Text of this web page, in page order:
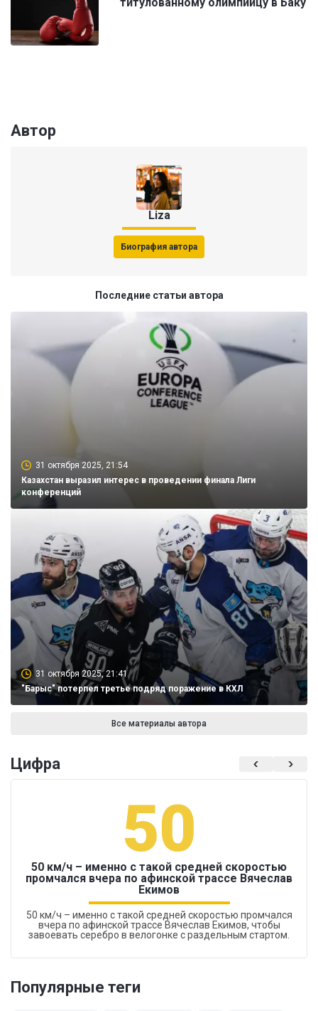
Автор
Liza
Биография автора
Последние статьи автора
31 октября 2025, 21:54
Казахстан выразил интерес в проведении финала Лиги
конференций
31 октября 2025, 21:41
"Барыс" потерпел третье подряд поражение в КХЛ
Все материалы автора
Цифра
50
50 км/ч – именно с такой средней скоростью
промчался вчера по афинской трассе Вячеслав
Екимов
50 км/ч – именно с такой средней скоростью промчался
вчера по афинской трассе Вячеслав Екимов, чтобы
завоевать серебро в велогонке с раздельным стартом.
Популярные теги